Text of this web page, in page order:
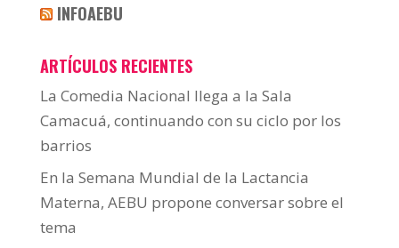
INFOAEBU
ARTÍCULOS RECIENTES
La Comedia Nacional llega a la Sala
Camacuá, continuando con su ciclo por los
barrios
En la Semana Mundial de la Lactancia
Materna, AEBU propone conversar sobre el
tema